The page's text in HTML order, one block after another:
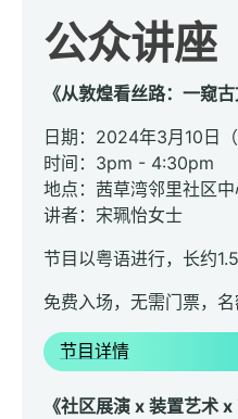
公众讲座
《从敦煌看丝路：一窥古
日期：2024年3月10日（
时间：3pm - 4:30pm
地点：茜草湾邻里社区
讲者：宋珮怡女士
节目以粤语进行，长约1.5
免费入场，无需门票，
节目详情
《社区展演 x 装置艺术